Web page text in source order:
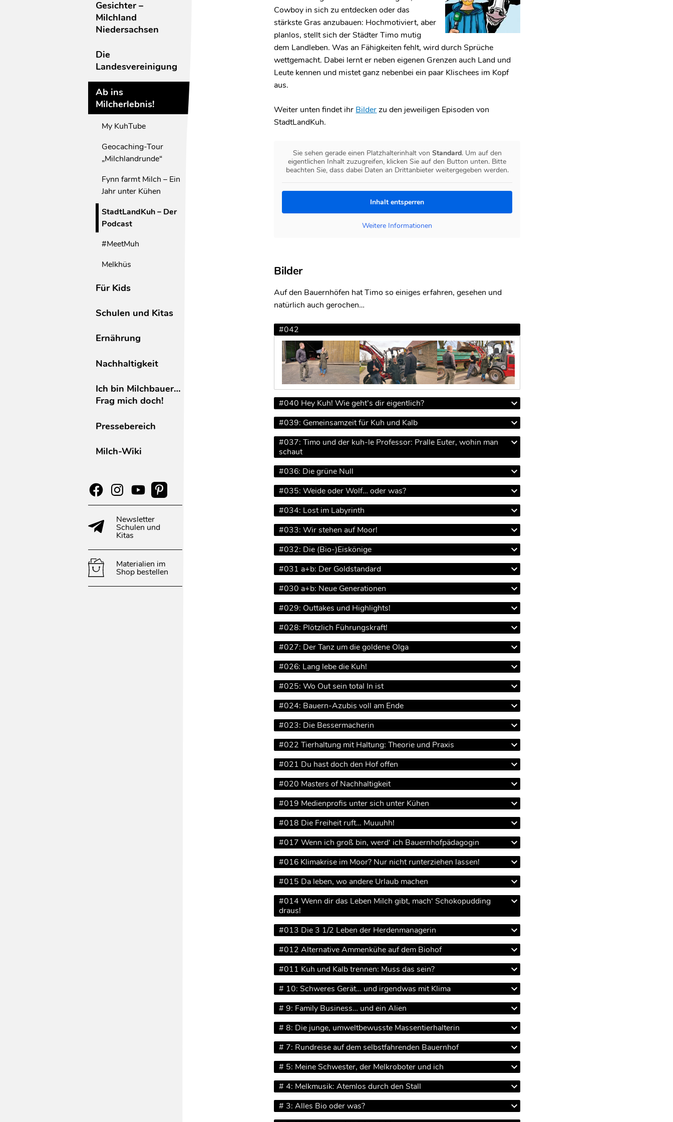
Gesichter –
Milchland
Niedersachsen
Die
Landesvereinigung
Ab ins
Milcherlebnis!
My KuhTube
Geocaching-Tour
„Milchlandrunde“
Fynn farmt Milch – Ein
Jahr unter Kühen
StadtLandKuh – Der
Podcast
#MeetMuh
Melkhüs
Für Kids
Schulen und Kitas
Ernährung
Nachhaltigkeit
Ich bin Milchbauer…
Frag mich doch!
Pressebereich
Milch-Wiki
Newsletter
Schulen und
Kitas
Materialien im
Shop bestellen
Cowboy in sich zu entdecken oder das
stärkste Gras anzubauen: Hochmotiviert, aber
planlos, stellt sich der Städter Timo mutig
dem Landleben. Was an Fähigkeiten fehlt, wird durch Sprüche
wettgemacht. Dabei lernt er neben eigenen Grenzen auch Land und
Leute kennen und mistet ganz nebenbei ein paar Klischees im Kopf
aus.
Weiter unten findet ihr Bilderzu den jeweiligen Episoden von
StadtLandKuh.
Sie sehen gerade einen Platzhalterinhalt von Standard. Um auf den
eigentlichen Inhalt zuzugreifen, klicken Sie auf den Button unten. Bitte
beachten Sie, dass dabei Daten an Drittanbieter weitergegeben werden.
Inhalt entsperren
Weitere Informationen
Bilder
Auf den Bauernhöfen hat Timo so einiges erfahren, gesehen und
natürlich auch gerochen…
#042
#040 Hey Kuh! Wie geht’s dir eigentlich?
#039: Gemeinsamzeit für Kuh und Kalb
#037: Timo und der kuh-le Professor: Pralle Euter, wohin man
schaut
#036: Die grüne Null
#035: Weide oder Wolf… oder was?
#034: Lost im Labyrinth
#033: Wir stehen auf Moor!
#032: Die (Bio-)Eiskönige
#031 a+b: Der Goldstandard
#030 a+b: Neue Generationen
#029: Outtakes und Highlights!
#028: Plötzlich Führungskraft!
#027: Der Tanz um die goldene Olga
#026: Lang lebe die Kuh!
#025: Wo Out sein total In ist
#024: Bauern-Azubis voll am Ende
#023: Die Bessermacherin
#022 Tierhaltung mit Haltung: Theorie und Praxis
#021 Du hast doch den Hof offen
#020 Masters of Nachhaltigkeit
#019 Medienprofis unter sich unter Kühen
#018 Die Freiheit ruft… Muuuhh!
#017 Wenn ich groß bin, werd‘ ich Bauernhofpädagogin
#016 Klimakrise im Moor? Nur nicht runterziehen lassen!
#015 Da leben, wo andere Urlaub machen
#014 Wenn dir das Leben Milch gibt, mach‘ Schokopudding
draus!
#013 Die 3 1/2 Leben der Herdenmanagerin
#012 Alternative Ammenkühe auf dem Biohof
#011 Kuh und Kalb trennen: Muss das sein?
# 10: Schweres Gerät… und irgendwas mit Klima
# 9: Family Business… und ein Alien
# 8: Die junge, umweltbewusste Massentierhalterin
# 7: Rundreise auf dem selbstfahrenden Bauernhof
# 5: Meine Schwester, der Melkroboter und ich
# 4: Melkmusik: Atemlos durch den Stall
# 3: Alles Bio oder was?